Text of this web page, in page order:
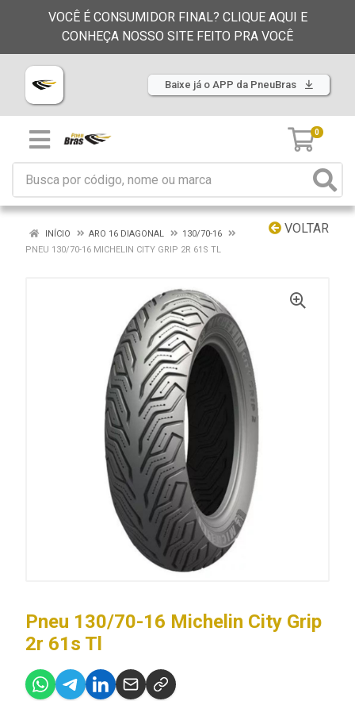
VOCÊ É CONSUMIDOR FINAL? CLIQUE AQUI E
CONHEÇA NOSSO SITE FEITO PRA VOCÊ
Baixe já o APP da PneuBras
0
VOLTAR
INÍCIO ARO 16 DIAGONAL
130/70-16
PNEU 130/70-16 MICHELIN CITY GRIP 2R 61S TL
Pneu 130/70-16 Michelin City Grip
2r 61s Tl